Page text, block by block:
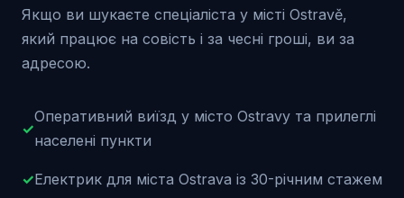
Якщо ви шукаєте спеціаліста у місті Ostravě,
який працює на совість і за чесні гроші, ви за
адресою.
✓
Оперативний виїзд у місто Ostravy та прилеглі
населені пункти
✓Електрик для міста Ostrava із 30-річним стажем